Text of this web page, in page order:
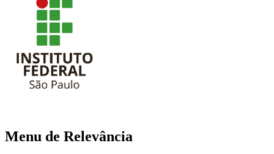
Menu de Relevância